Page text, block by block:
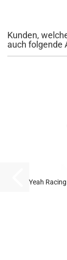
Kunden,
auch folgende
Yeah